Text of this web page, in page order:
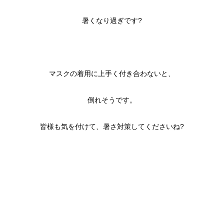
暑くなり過ぎです?
マスクの着用に上手く付き合わないと、
倒れそうです。
皆様も気を付けて、暑さ対策してくださいね?